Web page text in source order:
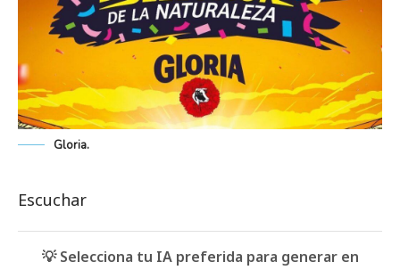
Gloria.
Escuchar
💡 Selecciona tu IA preferida para generar en